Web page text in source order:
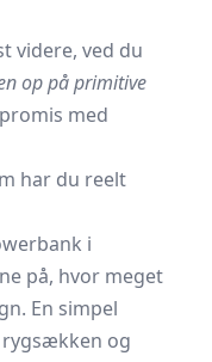
videre, ved du
op på primitive
med
har du reelt
i
på, hvor meget
En simpel
og